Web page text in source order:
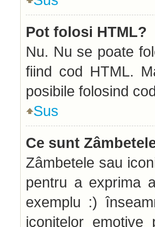
Pot folosi HTML?
Nu. Nu se poate
fiind cod HTML.
posibile folosind
Sus
Ce sunt
Zâmbetele sau
pentru a exprima
exemplu :)
iconiţelor